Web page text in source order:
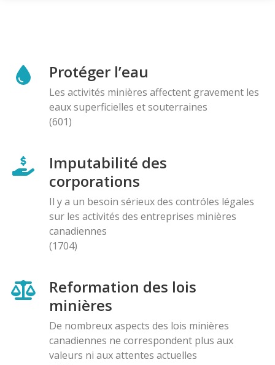
Protéger l’eau
Les activités minières affectent gravement les
eaux superficielles et souterraines
(601)
Imputabilité des
corporations
Il y a un besoin sérieux des contróles légales
sur les activités des entreprises minières
canadiennes
(1704)
Reformation des lois
minières
De nombreux aspects des lois minières
canadiennes ne correspondent plus aux
valeurs ni aux attentes actuelles